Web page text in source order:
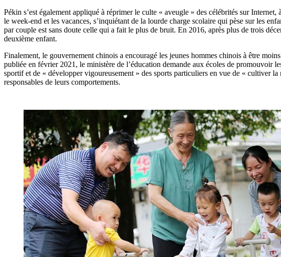
Pékin s’est également appliqué à réprimer le culte « aveugle » des célébrités sur
le week-end et les vacances, s’inquiétant de la lourde charge scolaire qui pèse sur les
par couple est sans doute celle qui a fait le plus de bruit. En 2016, après plus de trois
deuxième enfant.
Finalement, le gouvernement chinois a encouragé les jeunes hommes chinois à être
publiée en février 2021, le ministère de l’éducation demande aux écoles de promouvoir
sportif et de « développer vigoureusement » des sports particuliers en vue de « cultiver
responsables de leurs comportements.